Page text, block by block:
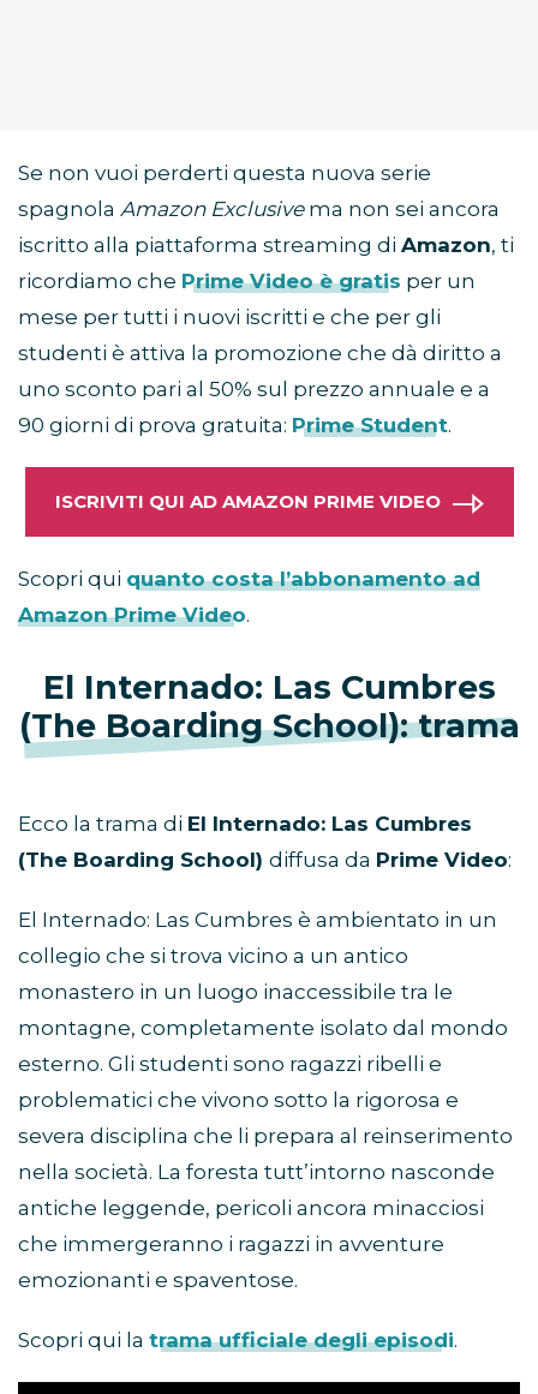
Se non vuoi perderti questa nuova serie
spagnola Amazon Exclusive ma non sei ancora
iscritto alla piattaforma streaming di Amazon, ti
ricordiamo che Prime Video è gratis per un
mese per tutti i nuovi iscritti e che per gli
studenti è attiva la promozione che dà diritto a
uno sconto pari al 50% sul prezzo annuale e a
90 giorni di prova gratuita: Prime Student.
ISCRIVITI QUI AD AMAZON PRIME VIDEO
Scopri qui quanto costa l’abbonamento ad
Amazon Prime Video.
El Internado: Las Cumbres
(The Boarding School): trama
Ecco la trama di El Internado: Las Cumbres
(The Boarding School) diffusa da Prime Video:
El Internado: Las Cumbres è ambientato in un
collegio che si trova vicino a un antico
monastero in un luogo inaccessibile tra le
montagne, completamente isolato dal mondo
esterno. Gli studenti sono ragazzi ribelli e
problematici che vivono sotto la rigorosa e
severa disciplina che li prepara al reinserimento
nella società. La foresta tutt’intorno nasconde
antiche leggende, pericoli ancora minacciosi
che immergeranno i ragazzi in avventure
emozionanti e spaventose.
Scopri qui la trama ufficiale degli episodi.